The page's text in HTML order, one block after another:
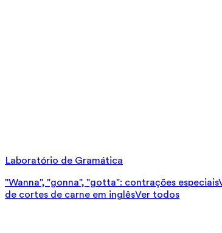
Laboratório de Gramática
"Wanna", "gonna", "gotta": contrações especiais
de cortes de carne em inglêsVer todos